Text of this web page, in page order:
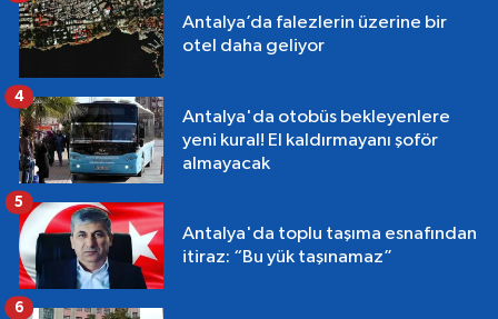
Antalya’da falezlerin üzerine bir
otel daha geliyor
Antalya'da otobüs bekleyenlere
yeni kural! El kaldırmayanı şoför
almayacak
4
Antalya'da toplu taşıma esnafından
itiraz: “Bu yük taşınamaz”
5
6